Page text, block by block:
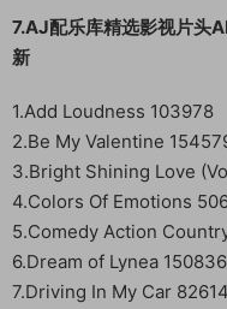
7.AJ配乐库精选影视片头
新
1.Add Loudness 103978
2.Be My Valentine
3.Bright Shining Love
4.Colors Of Emotions
5.Comedy Action
6.Dream of Lynea
7.Driving In My Car